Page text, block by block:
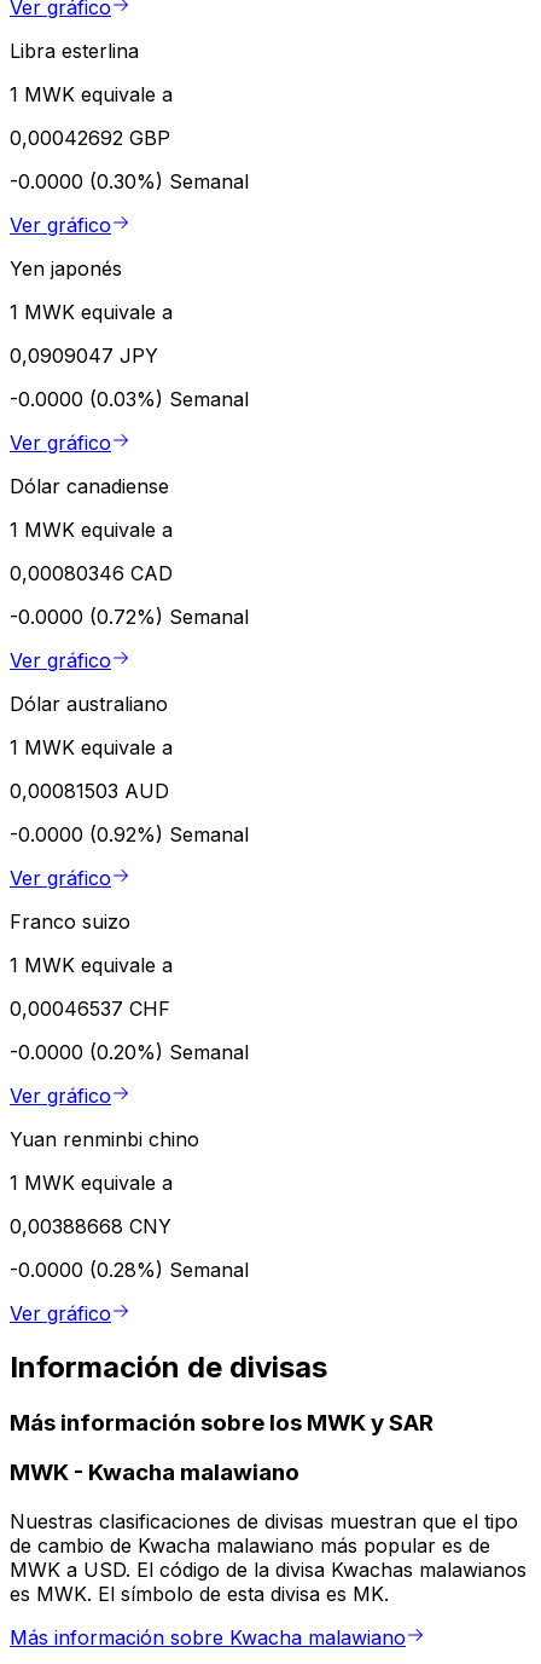
Ver gráfico
Libra esterlina
1 MWK equivale a
0,00042692 GBP
-0.0000 (0.30%) Semanal
Ver gráfico
Yen japonés
1 MWK equivale a
0,0909047 JPY
-0.0000 (0.03%) Semanal
Ver gráfico
Dólar canadiense
1 MWK equivale a
0,00080346 CAD
-0.0000 (0.72%) Semanal
Ver gráfico
Dólar australiano
1 MWK equivale a
0,00081503 AUD
-0.0000 (0.92%) Semanal
Ver gráfico
Franco suizo
1 MWK equivale a
0,00046537 CHF
-0.0000 (0.20%) Semanal
Ver gráfico
Yuan renminbi chino
1 MWK equivale a
0,00388668 CNY
-0.0000 (0.28%) Semanal
Ver gráfico
Información de divisas
Más información sobre los MWK y SAR
MWK - Kwacha malawiano
Nuestras clasificaciones de divisas muestran que el tipo
de cambio de Kwacha malawiano más popular es de
MWK a USD. El código de la divisa Kwachas malawianos
es MWK. El símbolo de esta divisa es MK.
Más información sobre Kwacha malawiano